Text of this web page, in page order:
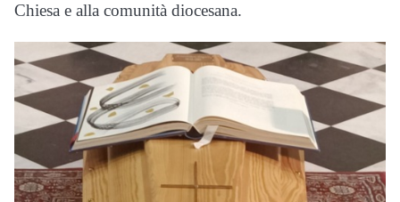
Chiesa e alla comunità diocesana.